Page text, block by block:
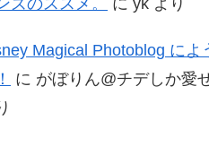
ズのススメ。
に yk より
Magical Photoblog によ
に がぼりん@チデしか愛